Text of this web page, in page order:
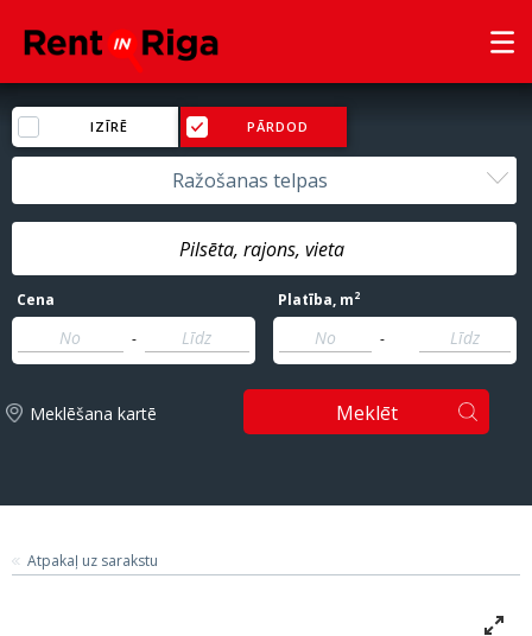
IZĪRĒ PĀRDOD
Ražošanas telpas
Cena
-
Platība, m2
-
Meklēšana kartē Meklēt
Atpakaļ uz sarakstu